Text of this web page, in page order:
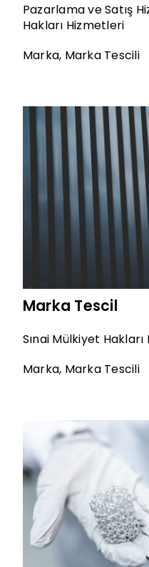
Pazarlama ve Satış
Hakları Hizmetleri
Marka, Marka Tescili
Marka Tescil
Sınai Mülkiyet
Marka, Marka Tescili